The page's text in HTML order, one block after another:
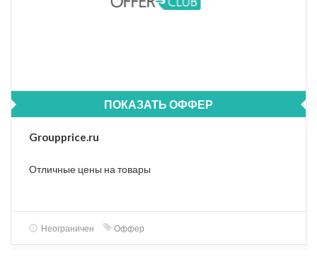
ПОКАЗАТЬ ОФФЕР
Groupprice.ru
Отличные цены на товары
Неограничен Оффер